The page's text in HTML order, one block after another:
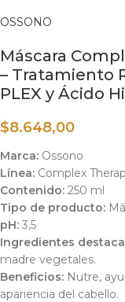
OSSONO
Máscara
– Tratamiento
PLEX y Ácido
$8.648,00
Marca: Ossono
Línea: Complex
Contenido: 250 ml
Tipo de producto:
pH: 3,5
Ingredientes
madre vegetales.
Beneficios: Nutre,
apariencia del cabello.